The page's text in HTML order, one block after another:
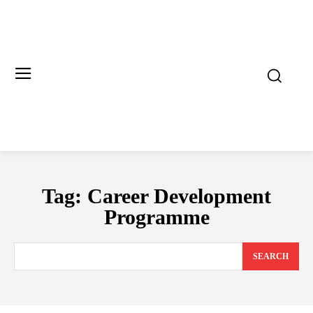
Tag: Career Development
Programme
SEARCH